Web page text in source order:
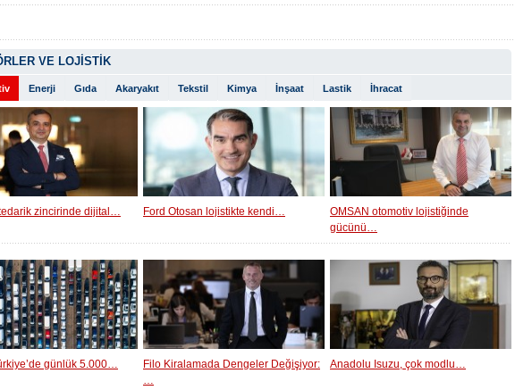
VE LOJİSTİK
Enerji Gıda Akaryakıt Tekstil Kimya İnşaat Lastik İhracat
zincirinde dijital… Ford Otosan lojistikte kendi…
OMSAN otomotiv lojistiğinde
gücünü…
günlük 5.000…
Filo Kiralamada Dengeler Değişiyor:
…
Anadolu Isuzu, çok modlu…